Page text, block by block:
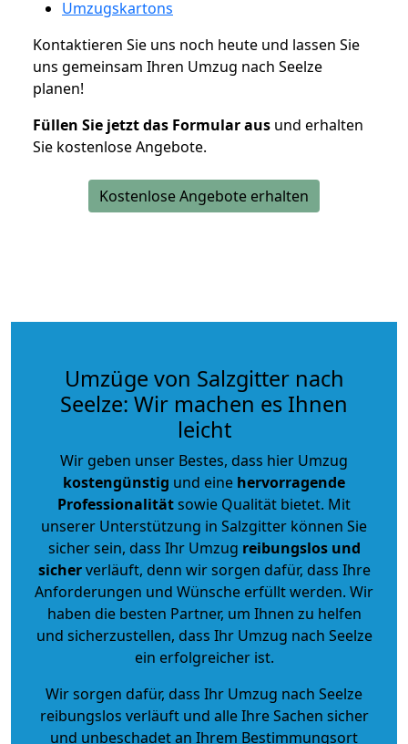
Umzugskartons
Kontaktieren Sie uns noch heute und lassen Sie
uns gemeinsam Ihren Umzug nach Seelze
planen!
Füllen Sie jetzt das Formular aus und erhalten
Sie kostenlose Angebote.
Kostenlose Angebote erhalten
Umzüge von Salzgitter nach
Seelze: Wir machen es Ihnen
leicht
Wir geben unser Bestes, dass hier Umzug
kostengünstig und eine hervorragende
Professionalitätsowie Qualität bietet. Mit
unserer Unterstützung in Salzgitter können Sie
sicher sein, dass Ihr Umzug reibungslos und
sicherverläuft, denn wir sorgen dafür, dass Ihre
Anforderungen und Wünsche erfüllt werden. Wir
haben die besten Partner, um Ihnen zu helfen
und sicherzustellen, dass Ihr Umzug nach Seelze
ein erfolgreicher ist.
Wir sorgen dafür, dass Ihr Umzug nach Seelze
reibungslos verläuft und alle Ihre Sachen sicher
und unbeschadet an Ihrem Bestimmungsort